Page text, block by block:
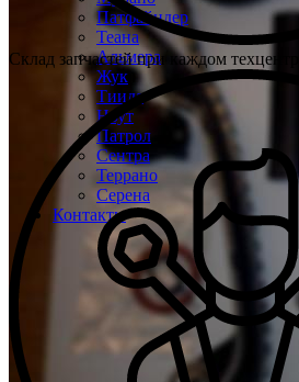
Патфайндер
Теана
Альмера
Жук
Тиида
Ноут
Патрол
Сентра
Террано
Серена
Контакты
Склад запчастей при каждом техцентре